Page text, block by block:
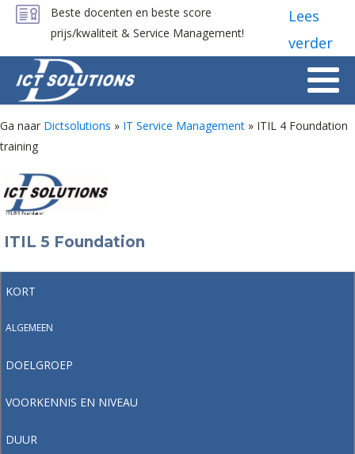
Beste docenten en beste score
prijs/kwaliteit & Service Management!
Lees
verder
Ga naar Dictsolutions » IT Service Management » ITIL 4 Foundation
training
ITIL 5 Foundation
KORT
ALGEMEEN
DOELGROEP
VOORKENNIS EN NIVEAU
DUUR